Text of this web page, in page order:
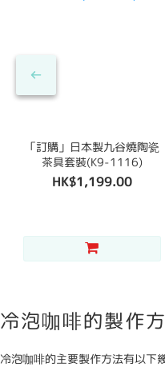
「訂購」日本製九谷燒陶瓷
茶具套裝(K9-1116)
HK$1,199.00
冷泡咖啡的製作
冷泡咖啡的主要製作方法有以下